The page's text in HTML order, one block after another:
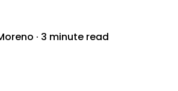
· 3 minute read